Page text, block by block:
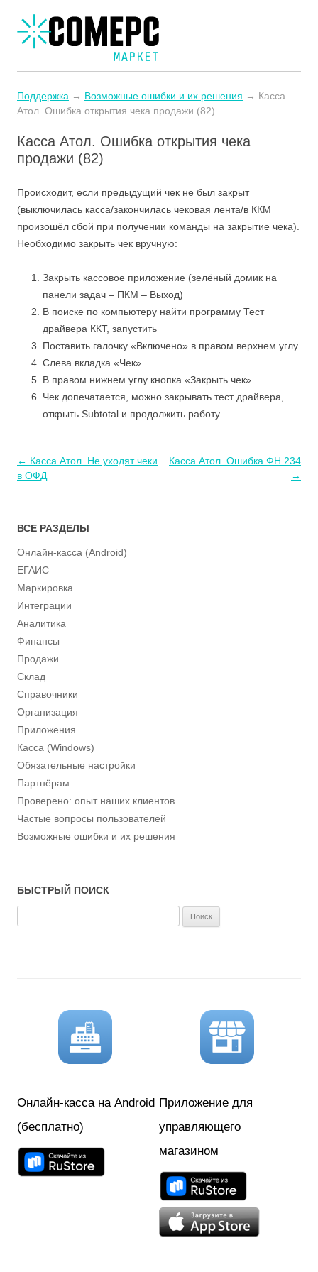
Поддержка → Возможные ошибки и их решения → Касса
Атол. Ошибка открытия чека продажи (82)
Касса Атол. Ошибка открытия чека
продажи (82)
Происходит, если предыдущий чек не был закрыт
(выключилась касса/закончилась чековая лента/в ККМ
произошёл сбой при получении команды на закрытие чека).
Необходимо закрыть чек вручную:
Закрыть кассовое приложение (зелёный домик на
панели задач – ПКМ – Выход)
В поиске по компьютеру найти программу Тест
драйвера ККТ, запустить
Поставить галочку «Включено» в правом верхнем углу
Слева вкладка «Чек»
В правом нижнем углу кнопка «Закрыть чек»
Чек допечатается, можно закрывать тест драйвера,
открыть Subtotal и продолжить работу
Навигация
по
← Касса Атол. Не уходят чеки
в ОФД
Касса Атол. Ошибка ФН 234
→
ВСЕ РАЗДЕЛЫ
Онлайн-касса (Android)
ЕГАИС
Маркировка
Интеграции
Аналитика
Финансы
Продажи
Склад
Справочники
Организация
Приложения
Касса (Windows)
Обязательные настройки
Партнёрам
Проверено: опыт наших клиентов
Частые вопросы пользователей
Возможные ошибки и их решения
БЫСТРЫЙ ПОИСК
Онлайн-касса на Android
(бесплатно)
Приложение для
управляющего
магазином